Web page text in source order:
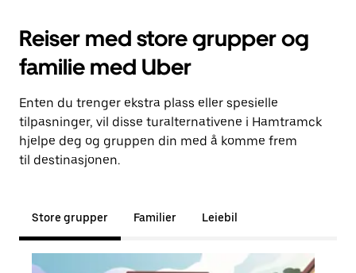
Reiser med store grupper og
familie med Uber
Enten du trenger ekstra plass eller spesielle
tilpasninger, vil disse turalternativene i Hamtramck
hjelpe deg og gruppen din med å komme frem
til destinasjonen.
Store grupper Familier Leiebil